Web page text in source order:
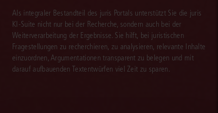
Als integraler Bestandteil des juris Portals unterstützt Sie die juris
KI-Suite nicht nur bei der Recherche, sondern auch bei der
Weiterverarbeitung der Ergebnisse. Sie hilft, bei juristischen
Fragestellungen zu recherchieren, zu analysieren, relevante Inhalte
einzuordnen, Argumentationen transparent zu belegen und mit
darauf aufbauenden Textentwürfen viel Zeit zu sparen.